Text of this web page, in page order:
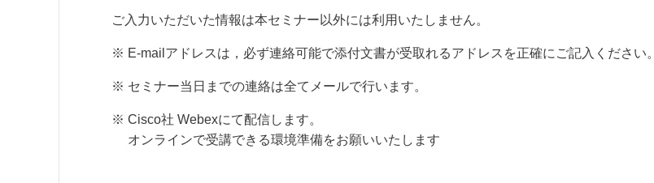
ご入力いただいた情報は本セミナー以外には利用いたしません。
※ E-mailアドレスは，必ず連絡可能で添付文書が受取れるアドレスを正確にご記入ください。
※ セミナー当日までの連絡は全てメールで行います。
※ Cisco社 Webexにて配信します。
オンラインで受講できる環境準備をお願いいたします